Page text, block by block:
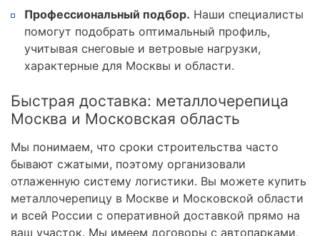
Профессиональный подбор. Наши специалисты
помогут подобрать оптимальный профиль,
учитывая снеговые и ветровые нагрузки,
характерные для Москвы и области.
Быстрая доставка: металлочерепица
Москва и Московская область
Мы понимаем, что сроки строительства часто
бывают сжатыми, поэтому организовали
отлаженную систему логистики. Вы можете купить
металлочерепицу в Москве и Московской области
и всей России с оперативной доставкой прямо на
ваш участок. Мы имеем договоры с автопарками,